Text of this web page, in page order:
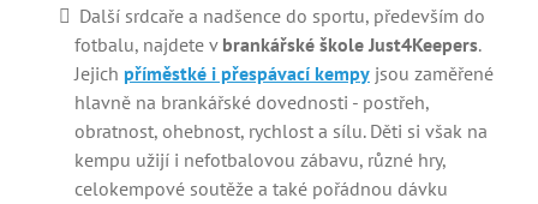
Další srdcaře a nadšence do sportu, především do
fotbalu, najdete v brankářské škole Just4Keepers.
Jejich příměstké i přespávací kempy jsou zaměřené
hlavně na brankářské dovednosti - postřeh,
obratnost, ohebnost, rychlost a sílu. Děti si však na
kempu užijí i nefotbalovou zábavu, různé hry,
celokempové soutěže a také pořádnou dávku